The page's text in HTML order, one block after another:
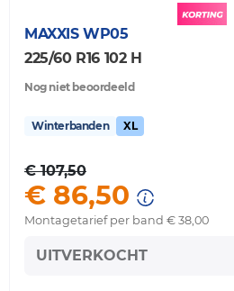
MAXXIS WP05
225/60 R16 102 H
Nog niet beoordeeld
Winterbanden XL
€ 107,50
€ 86,50
Montagetarief per band € 38,00
UITVERKOCHT